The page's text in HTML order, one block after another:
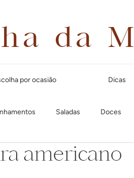
da
por ocasião Dicas
Saladas Doces
Lanches e aperitivos Natal
americano